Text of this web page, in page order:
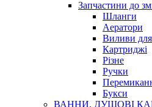
Запчастини до
Шланги
Аератори
Виливи для
Картриджі
Різне
Ручки
Букси
ВАННИ, ДУШОВІ